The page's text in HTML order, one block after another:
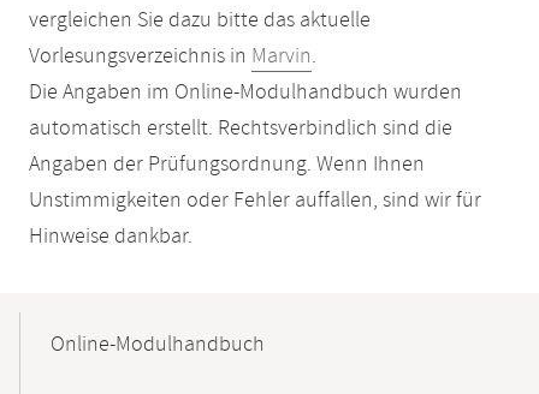
vergleichen Sie dazu bitte das aktuelle
Vorlesungsverzeichnis in Marvin.
Die Angaben im Online-Modulhandbuch wurden
automatisch erstellt. Rechtsverbindlich sind die
Angaben der Prüfungsordnung. Wenn Ihnen
Unstimmigkeiten oder Fehler auffallen, sind wir für
Hinweise dankbar.
NavigationOnline-Modulhandbuch